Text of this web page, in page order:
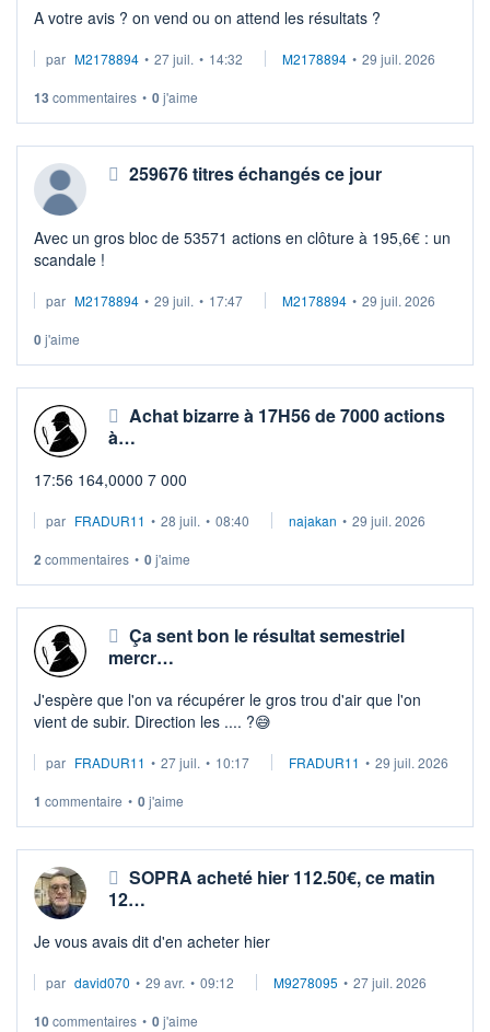
A votre avis ? on vend ou on attend les résultats ?
par M2178894 • 27 juil. • 14:32 M2178894 • 29 juil. 2026
13 commentaires • 0j'aime
259676 titres échangés ce jour
Avec un gros bloc de 53571 actions en clôture à 195,6€ : un
scandale !
par M2178894 • 29 juil. • 17:47 M2178894 • 29 juil. 2026
0j'aime
Achat bizarre à 17H56 de 7000 actions
à…
17:56 164,0000 7 000
par FRADUR11 • 28 juil. • 08:40 najakan • 29 juil. 2026
2 commentaires • 0j'aime
Ça sent bon le résultat semestriel
mercr…
J'espère que l'on va récupérer le gros trou d'air que l'on
vient de subir. Direction les .... ?😅
par FRADUR11 • 27 juil. • 10:17 FRADUR11 • 29 juil. 2026
1 commentaire • 0j'aime
SOPRA acheté hier 112.50€, ce matin
12…
Je vous avais dit d'en acheter hier
par david070 • 29 avr. • 09:12 M9278095 • 27 juil. 2026
10commentaires • 0j'aime